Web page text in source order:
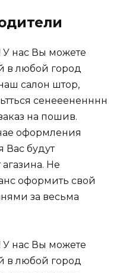
нас Вы можете
в любой город
салон штор,
сенееененннн
на пошив.
оформления
Вас будут
Не
оформить свой
за весьма
нас Вы можете
в любой город